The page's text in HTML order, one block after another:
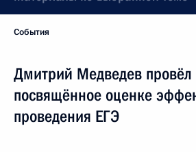
События
Дмитрий Медведев
посвящённое оценке
проведения ЕГЭ